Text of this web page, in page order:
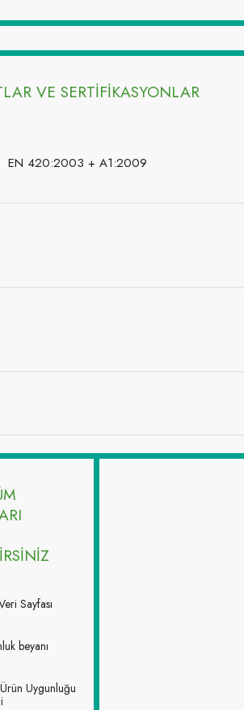
VE SERTİFİKASYONLAR
EN 420:2003 + A1:2009
Sayfası
beyanı
Uygunluğu